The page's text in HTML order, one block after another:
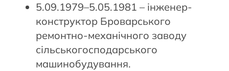
5.09.1979–5.05.1981 – інженер-
конструктор Броварського
ремонтно-механічного заводу
сільськогосподарського
машинобудування.